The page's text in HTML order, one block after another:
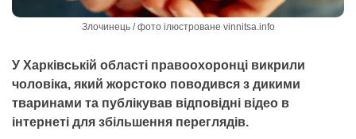
Злочинець / фото ілюстроване vinnitsa.info
У Харківській області правоохоронці викрили
чоловіка, який жорстоко поводився з дикими
тваринами та публікував відповідні відео в
інтернеті для збільшення переглядів.